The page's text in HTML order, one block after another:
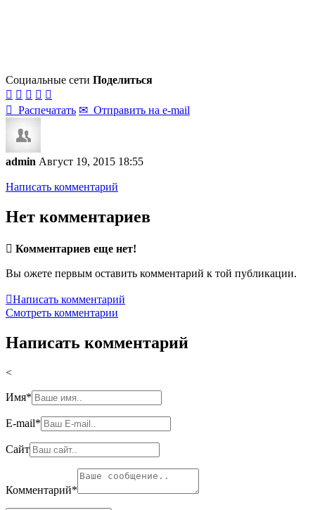
Социальные сети Поделиться
    
 Распечатать ✉ Отправить на e-mail
admin Август 19, 2015 18:55
Написать комментарий
Нет комментариев
 Комментариев еще нет!
Вы ожете первым оставить комментарий к той публикации.
Написать комментарий
Смотреть комментарии
Написать комментарий
<
Имя*
E-mail*
Сайт
Комментарий*